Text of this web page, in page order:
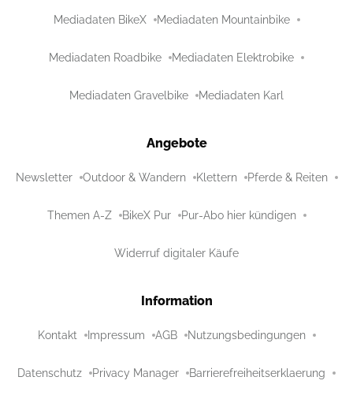
Mediadaten BikeX Mediadaten Mountainbike
Mediadaten Roadbike Mediadaten Elektrobike
Mediadaten Gravelbike Mediadaten Karl
Angebote
Newsletter Outdoor & Wandern Klettern Pferde & Reiten
Themen A-Z BikeX Pur Pur-Abo hier kündigen
Widerruf digitaler Käufe
Information
Kontakt Impressum AGB Nutzungsbedingungen
Datenschutz Privacy Manager Barrierefreiheitserklaerung